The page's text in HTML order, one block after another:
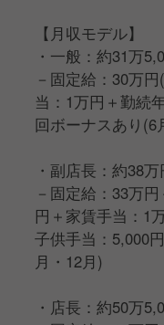
【月収モデル】
・一般：約31万
－固定給：30万
当：1万円＋勤続
回ボーナスあり(6
・副店長：約38万
－固定給：33万
円＋家賃手当：1
子供手当：5,000
月・12月)
・店長：約50万